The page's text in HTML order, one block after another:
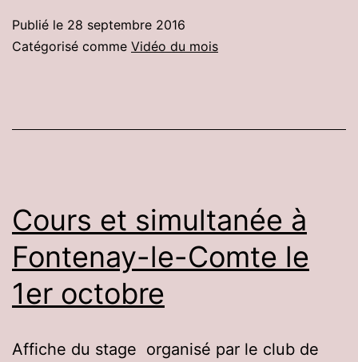
Publié le 28 septembre 2016
Catégorisé comme Vidéo du mois
Cours et simultanée à
Fontenay-le-Comte le
1er octobre
Affiche du stage organisé par le club de